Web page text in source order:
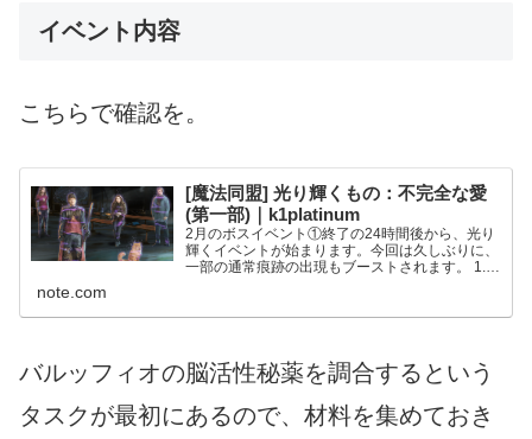
イベント内容
こちらで確認を。
[魔法同盟] 光り輝くもの：不完全な愛
(第一部)｜k1platinum
2月のボスイベント①終了の24時間後から、光り
輝くイベントが始まります。今回は久しぶりに、
一部の通常痕跡の出現もブーストされます。 1.
note.com
バルッフィオの脳活性秘薬を調合するという
タスクが最初にあるので、材料を集めておき